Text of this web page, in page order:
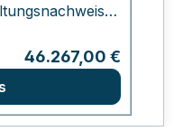
Löscher
Regulärer Preis:
46.267,00 €